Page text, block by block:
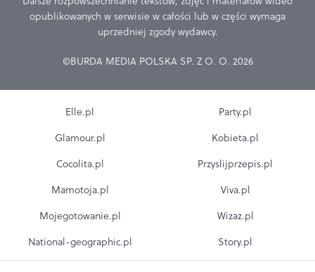
opublikowanych w serwisie w całości lub w części wymaga
uprzedniej zgody wydawcy.
©BURDA MEDIA POLSKA SP. Z O. O. 2026
Elle.pl
Glamour.pl
Cocolita.pl
Mamotoja.pl
Mojegotowanie.pl
National-geographic.pl
Party.pl
Kobieta.pl
Przyslijprzepis.pl
Viva.pl
Wizaz.pl
Story.pl